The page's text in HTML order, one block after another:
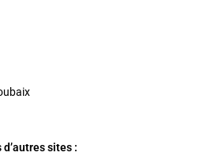
sites :